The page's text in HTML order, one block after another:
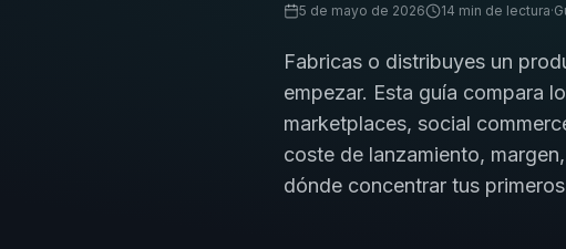
5 de mayo de 2026 14 min de lectura·
Fabricas o distribuyes un
empezar. Esta guía compara
marketplaces, social
coste de lanzamiento,
dónde concentrar tus